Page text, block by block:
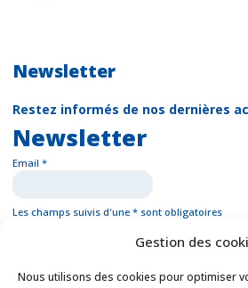
Gestion des
Nous utilisons des cookies pour optimiser
Newsletter
Restez informés de nos dernières
Newsletter
Email *
Les champs suivis d'une * sont obligatoires